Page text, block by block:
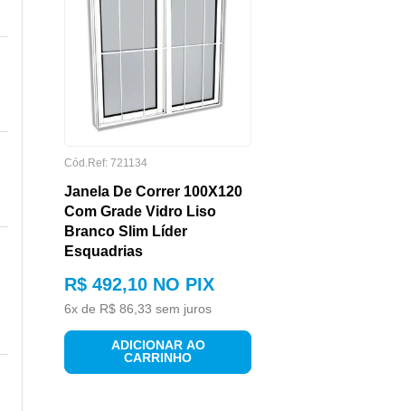
Cód.Ref: 721134
Janela De Correr 100X120
Com Grade Vidro Liso
Branco Slim Líder
Esquadrias
R$ 492,10 NO PIX
6x de R$ 86 33 sem juros
ADICIONAR AO
CARRINHO